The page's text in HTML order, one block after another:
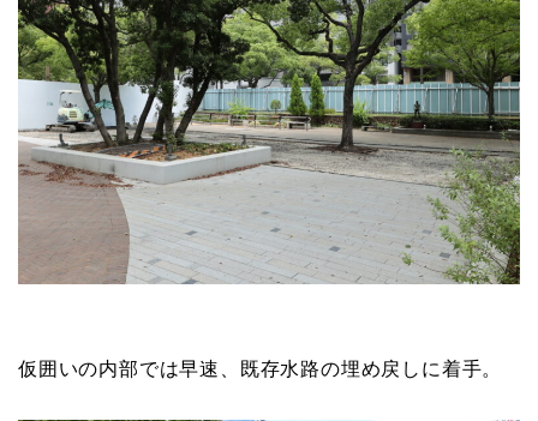
仮囲いの内部では早速、既存水路の埋め戻しに着手。